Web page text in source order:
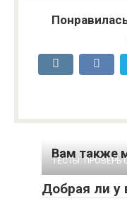
Вам также
ТЕСТЫ: ПРОВЕРЬ
Добрая ли у